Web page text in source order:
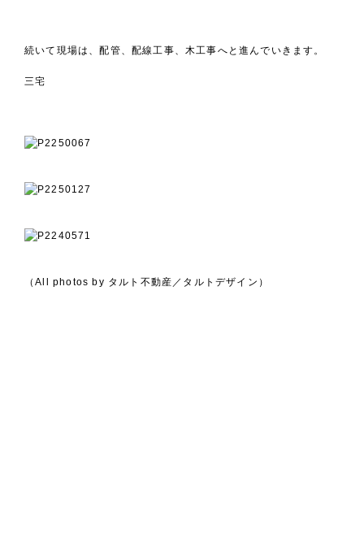
続いて現場は、配管、配線工事、木工事へと進んでいきます。
三宅
（All photos by タルト不動産／タルトデザイン）